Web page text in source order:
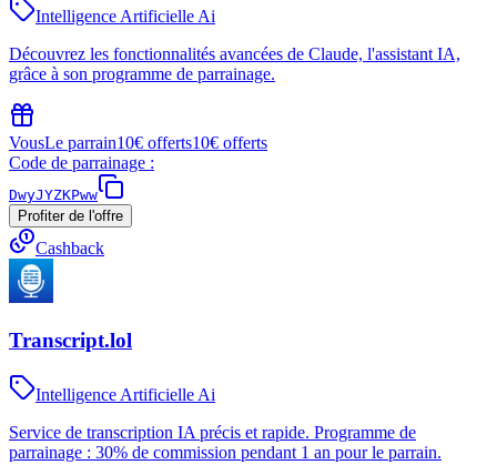
Intelligence Artificielle Ai
Découvrez les fonctionnalités avancées de Claude, l'assistant IA,
grâce à son programme de parrainage.
VousLe parrain10€ offerts10€ offerts
Code de parrainage :
DwyJYZKPww
Profiter de l'offre
Cashback
Transcript.lol
Intelligence Artificielle Ai
Service de transcription IA précis et rapide. Programme de
parrainage : 30% de commission pendant 1 an pour le parrain.